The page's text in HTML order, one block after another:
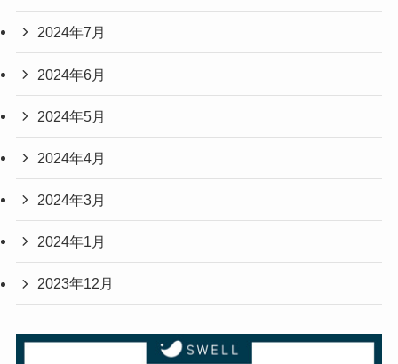
2024年7月
2024年6月
2024年5月
2024年4月
2024年3月
2024年1月
2023年12月